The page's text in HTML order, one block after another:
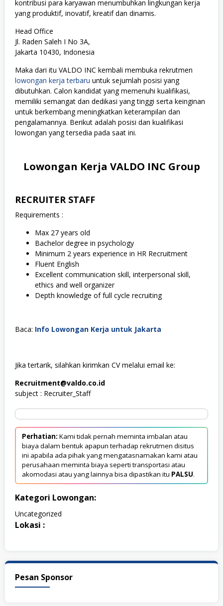
kontribusi para karyawan menumbuhkan lingkungan kerja
yang produktif, inovatif, kreatif dan dinamis.
Head Office
Jl. Raden Saleh I No 3A,
Jakarta 10430, Indonesia
Maka dari itu VALDO INC kembali membuka rekrutmen
lowongan kerja terbaru untuk sejumlah posisi yang
dibutuhkan. Calon kandidat yang memenuhi kualifikasi,
memiliki semangat dan dedikasi yang tinggi serta keinginan
untuk berkembang meningkatkan keterampilan dan
pengalamannya. Berikut adalah posisi dan kualifikasi
lowongan yang tersedia pada saat ini.
Lowongan Kerja VALDO INC Group
RECRUITER STAFF
Requirements :
Max 27 years old
Bachelor degree in psychology
Minimum 2 years experience in HR Recruitment
Fluent English
Excellent communication skill, interpersonal skill,
ethics and well organizer
Depth knowledge of full cycle recruiting
Baca: Info Lowongan Kerja untuk Jakarta
Jika tertarik, silahkan kirimkan CV melalui email ke:
Recruitment@valdo.co.id
subject : Recruiter_Staff
Perhatian: Kami tidak pernah meminta imbalan atau
biaya dalam bentuk apapun terhadap rekrutmen disitus
ini apabila ada pihak yang mengatasnamakan kami atau
perusahaan meminta biaya seperti transportasi atau
akomodasi atau yang lainnya bisa dipastikan itu PALSU.
Kategori Lowongan:
Uncategorized
Lokasi :
Pesan Sponsor